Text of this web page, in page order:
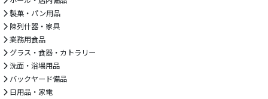
製菓・パン用品
陳列什器・家具
業務用食品
グラス・食器・カトラリー
洗面・浴場用品
バックヤード備品
日用品・家電